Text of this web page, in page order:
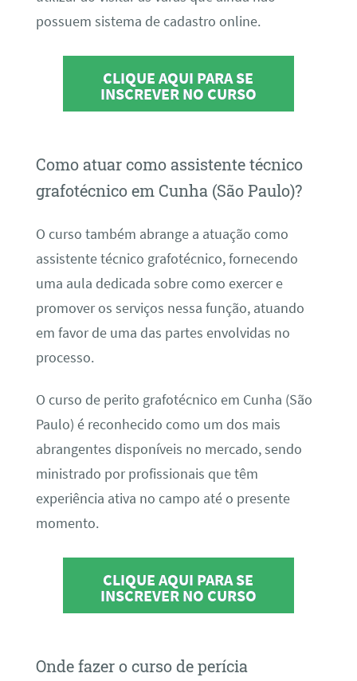
possuem sistema de cadastro online.
CLIQUE AQUI PARA SE
INSCREVER NO CURSO
Como atuar como assistente técnico
grafotécnico em Cunha (São Paulo)?
O curso também abrange a atuação como
assistente técnico grafotécnico, fornecendo
uma aula dedicada sobre como exercer e
promover os serviços nessa função, atuando
em favor de uma das partes envolvidas no
processo.
O curso de perito grafotécnico em Cunha (São
Paulo) é reconhecido como um dos mais
abrangentes disponíveis no mercado, sendo
ministrado por profissionais que têm
experiência ativa no campo até o presente
momento.
CLIQUE AQUI PARA SE
INSCREVER NO CURSO
Onde fazer o curso de perícia